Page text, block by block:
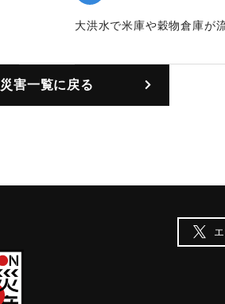
大洪水で米庫や穀物倉庫が
｜固有コード:00174004
災害一覧に戻る